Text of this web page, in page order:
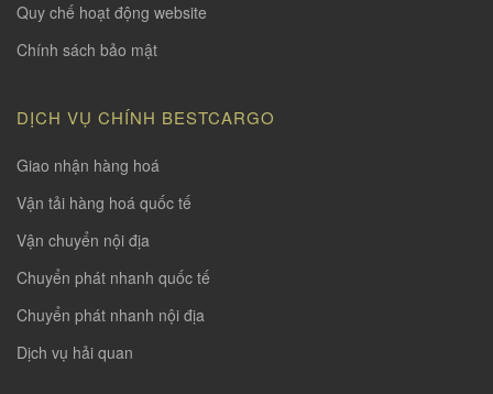
Quy chế hoạt động website
Chính sách bảo mật
DỊCH VỤ CHÍNH BESTCARGO
Giao nhận hàng hoá
Vận tải hàng hoá quốc tế
Vận chuyển nội địa
Chuyển phát nhanh quốc tế
Chuyển phát nhanh nội địa
Dịch vụ hải quan